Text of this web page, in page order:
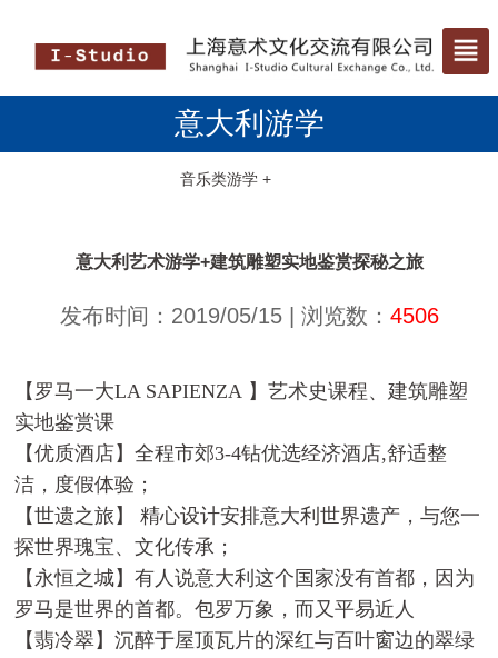
意大利游学
音乐类游学 +
意大利艺术游学+建筑雕塑实地鉴赏探秘之旅
发布时间：2019/05/15 | 浏览数： 4506
【罗马一大LA SAPIENZA 】艺术史课程、建筑雕塑
实地鉴赏课
【优质酒店】全程市郊3-4钻优选经济酒店,舒适整
洁，度假体验；
【世遗之旅】 精心设计安排意大利世界遗产，与您一
探世界瑰宝、文化传承；
【永恒之城】有人说意大利这个国家没有首都，因为
罗马是世界的首都。包罗万象，而又平易近人
【翡冷翠】沉醉于屋顶瓦片的深红与百叶窗边的翠绿